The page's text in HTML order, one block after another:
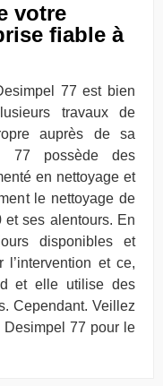
votre
fiable à
77 est bien
travaux de
auprès de sa
77 possède des
en nettoyage et
le nettoyage de
ses alentours. En
disponibles et
et ce,
et elle utilise des
Cependant. Veillez
Desimpel 77 pour le